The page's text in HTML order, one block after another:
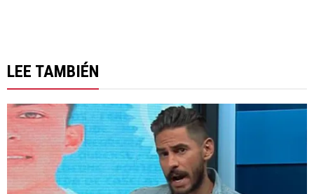
LEE TAMBIÉN